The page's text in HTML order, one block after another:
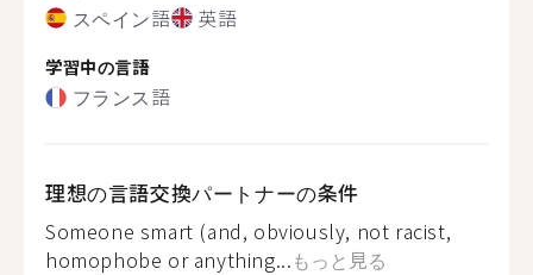
スペイン語 英語
学習中の言語
フランス語
理想の言語交換パートナーの条件
Someone smart (and, obviously, not racist,
homophobe or anything...もっと見る